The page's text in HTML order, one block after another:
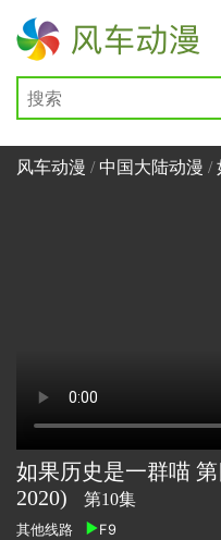
风车动漫
风车动漫 / 中国大陆动漫 /
如果历史是一群喵
2020)
第10集
其他线路 F9